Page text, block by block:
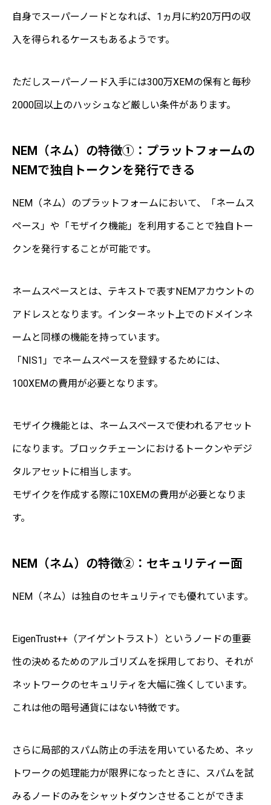
自身でスーパーノードとなれば、1ヵ月に約20万円の収
入を得られるケースもあるようです。
ただしスーパーノード入手には300万XEMの保有と毎秒
2000回以上のハッシュなど厳しい条件があります。
NEM（ネム）の特徴①：プラットフォームの
NEMで独自トークンを発行できる
NEM（ネム）のプラットフォームにおいて、「ネームス
ペース」や「モザイク機能」を利用することで独自トー
クンを発行することが可能です。
ネームスペースとは、テキストで表すNEMアカウントの
アドレスとなります。インターネット上でのドメインネ
ームと同様の機能を持っています。
「NIS1」でネームスペースを登録するためには、
100XEMの費用が必要となります。
モザイク機能とは、ネームスペースで使われるアセット
になります。ブロックチェーンにおけるトークンやデジ
タルアセットに相当します。
モザイクを作成する際に10XEMの費用が必要となりま
す。
NEM（ネム）の特徴②：セキュリティー面
NEM（ネム）は独自のセキュリティでも優れています。
EigenTrust++（アイゲントラスト）というノードの重要
性の決めるためのアルゴリズムを採用しており、それが
ネットワークのセキュリティを大幅に強くしています。
これは他の暗号通貨にはない特徴です。
さらに局部的スパム防止の手法を用いているため、ネッ
トワークの処理能力が限界になったときに、スパムを試
みるノードのみをシャットダウンさせることができま